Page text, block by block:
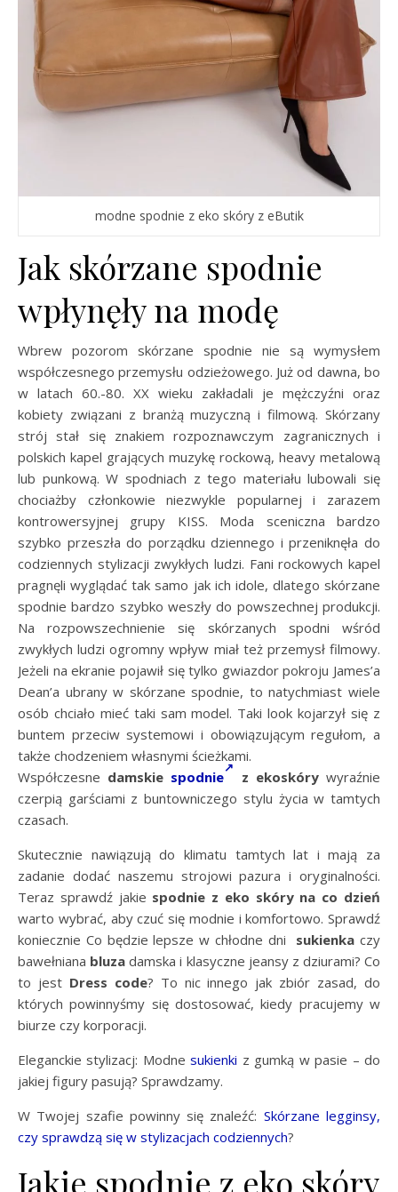
modne spodnie z eko skóry z eButik
Jak skórzane spodnie
wpłynęły na modę
Wbrew pozorom skórzane spodnie nie są wymysłem
współczesnego przemysłu odzieżowego. Już od dawna, bo
w latach 60.-80. XX wieku zakładali je mężczyźni oraz
kobiety związani z branżą muzyczną i filmową. Skórzany
strój stał się znakiem rozpoznawczym zagranicznych i
polskich kapel grających muzykę rockową, heavy metalową
lub punkową. W spodniach z tego materiału lubowali się
chociażby członkowie niezwykle popularnej i zarazem
kontrowersyjnej grupy KISS. Moda sceniczna bardzo
szybko przeszła do porządku dziennego i przeniknęła do
codziennych stylizacji zwykłych ludzi. Fani rockowych kapel
pragnęli wyglądać tak samo jak ich idole, dlatego skórzane
spodnie bardzo szybko weszły do powszechnej produkcji.
Na rozpowszechnienie się skórzanych spodni wśród
zwykłych ludzi ogromny wpływ miał też przemysł filmowy.
Jeżeli na ekranie pojawił się tylko gwiazdor pokroju James’a
Dean’a ubrany w skórzane spodnie, to natychmiast wiele
osób chciało mieć taki sam model. Taki look kojarzył się z
buntem przeciw systemowi i obowiązującym regułom, a
także chodzeniem własnymi ścieżkami.
Współczesne damskie spodnie z ekoskórywyraźnie
czerpią garściami z buntowniczego stylu życia w tamtych
czasach.
Skutecznie nawiązują do klimatu tamtych lat i mają za
zadanie dodać naszemu strojowi pazura i oryginalności.
Teraz sprawdź jakie spodnie z eko skóry na co dzień
warto wybrać, aby czuć się modnie i komfortowo. Sprawdź
koniecznie Co będzie lepsze w chłodne dni sukienka czy
bawełniana bluza damska i klasyczne jeansy z dziurami? Co
to jest Dress code? To nic innego jak zbiór zasad, do
których powinnyśmy się dostosować, kiedy pracujemy w
biurze czy korporacji.
Eleganckie stylizacj: Modnesukienki z gumką w pasie – do
jakiej figury pasują? Sprawdzamy.
W Twojej szafie powinny się znaleźć: Skórzane legginsy,
czy sprawdzą się w stylizacjach codziennych?
Jakie spodnie z eko skóry